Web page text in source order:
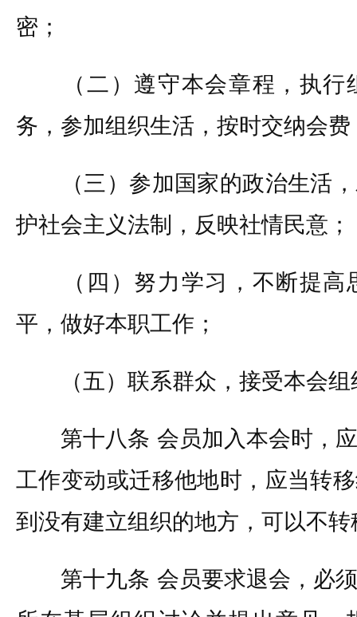
密；
（二）遵守本会章程，执行
务，参加组织生活，按时交纳会费
（三）参加国家的政治生活，
护社会主义法制，反映社情民意；
（四）努力学习，不断提高
平，做好本职工作；
（五）联系群众，接受本会组
第十八条 会员加入本会时，应
工作变动或迁移他地时，应当转
到没有建立组织的地方，可以不
第十九条 会员要求退会，必须